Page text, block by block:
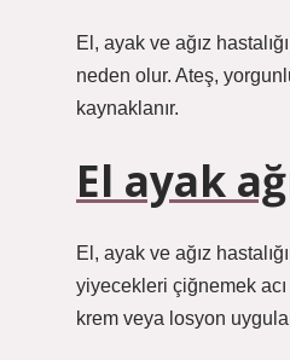
El, ayak ve ağız
neden olur. Ateş,
kaynaklanır.
El ayak
El, ayak ve ağız
yiyecekleri çiğnemek acı
krem ​​veya losyon